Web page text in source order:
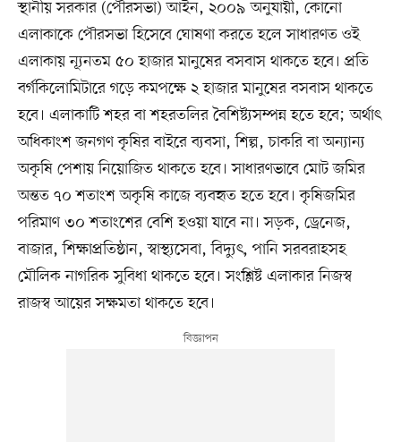
স্থানীয় সরকার (পৌরসভা) আইন, ২০০৯ অনুযায়ী, কোনো
এলাকাকে পৌরসভা হিসেবে ঘোষণা করতে হলে সাধারণত ওই
এলাকায় ন্যূনতম ৫০ হাজার মানুষের বসবাস থাকতে হবে। প্রতি
বর্গকিলোমিটারে গড়ে কমপক্ষে ২ হাজার মানুষের বসবাস থাকতে
হবে। এলাকাটি শহর বা শহরতলির বৈশিষ্ট্যসম্পন্ন হতে হবে; অর্থাৎ
অধিকাংশ জনগণ কৃষির বাইরে ব্যবসা, শিল্প, চাকরি বা অন্যান্য
অকৃষি পেশায় নিয়োজিত থাকতে হবে। সাধারণভাবে মোট জমির
অন্তত ৭০ শতাংশ অকৃষি কাজে ব্যবহৃত হতে হবে। কৃষিজমির
পরিমাণ ৩০ শতাংশের বেশি হওয়া যাবে না। সড়ক, ড্রেনেজ,
বাজার, শিক্ষাপ্রতিষ্ঠান, স্বাস্থ্যসেবা, বিদ্যুৎ, পানি সরবরাহসহ
মৌলিক নাগরিক সুবিধা থাকতে হবে। সংশ্লিষ্ট এলাকার নিজস্ব
রাজস্ব আয়ের সক্ষমতা থাকতে হবে।